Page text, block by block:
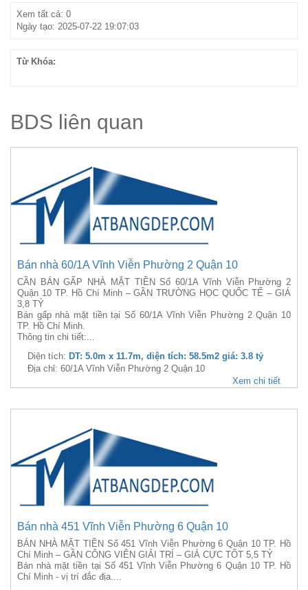
Xem tất cả: 0
Ngày tạo: 2025-07-22 19:07:03
Từ Khóa:
BDS liên quan
Bán nhà 60/1A Vĩnh Viễn Phường 2 Quận 10
CẦN BÁN GẤP NHÀ MẶT TIỀN Số 60/1A Vĩnh Viễn Phường 2
Quận 10 TP. Hồ Chí Minh – GẦN TRƯỜNG HỌC QUỐC TẾ – GIÁ
3,8 TỶ
Bán gấp nhà mặt tiền tại Số 60/1A Vĩnh Viễn Phường 2 Quận 10
TP. Hồ Chí Minh.
Thông tin chi tiết:...
Diện tích: DT: 5.0m x 11.7m, diện tích: 58.5m2 giá: 3.8 tỷ
Địa chỉ: 60/1A Vĩnh Viễn Phường 2 Quận 10
Xem chi tiết
Bán nhà 451 Vĩnh Viễn Phường 6 Quận 10
BÁN NHÀ MẶT TIỀN Số 451 Vĩnh Viễn Phường 6 Quận 10 TP. Hồ
Chí Minh – GẦN CÔNG VIÊN GIẢI TRÍ – GIÁ CỰC TỐT 5,5 TỶ
Bán nhà mặt tiền tại Số 451 Vĩnh Viễn Phường 6 Quận 10 TP. Hồ
Chí Minh - vị trí đắc địa....